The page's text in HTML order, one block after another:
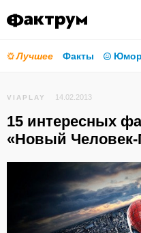
Лучшее Факты Юмор
VIAPLAY 14.02.2013
15 интересных
«Новый Человек-